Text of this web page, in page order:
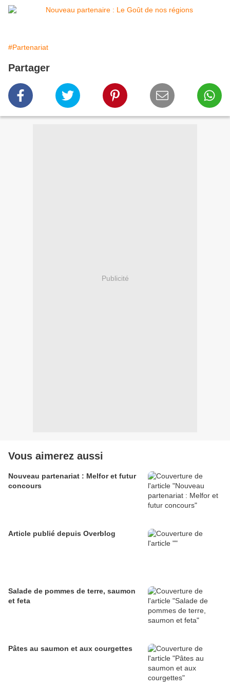
#Partenariat
Partager
Publicité
Vous aimerez aussi
Nouveau partenariat : Melfor et futur
concours
Article publié depuis Overblog
Salade de pommes de terre, saumon
et feta
Pâtes au saumon et aux courgettes